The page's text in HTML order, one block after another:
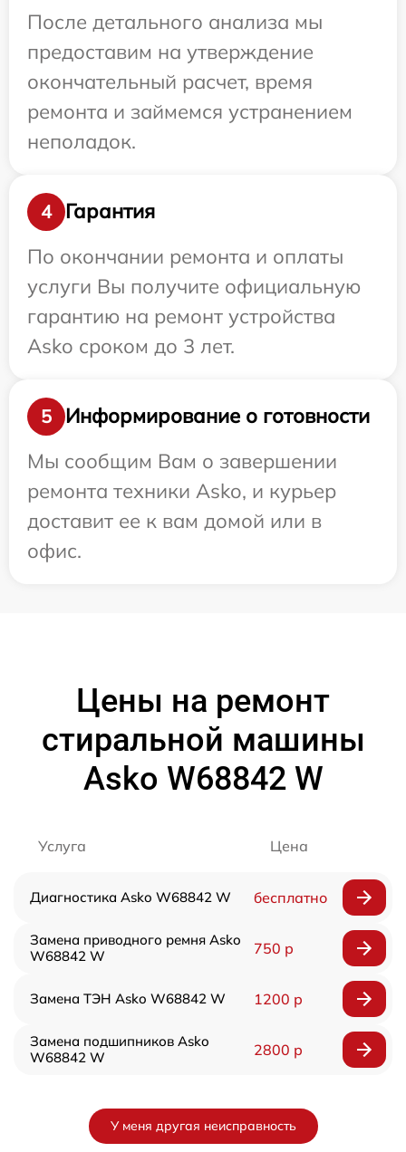
После детального анализа мы
предоставим на утверждение
окончательный расчет, время
ремонта и займемся устранением
неполадок.
4
Гарантия
По окончании ремонта и оплаты
услуги Вы получите официальную
гарантию на ремонт устройства
Asko сроком до 3 лет.
5
Информирование о готовности
Мы сообщим Вам о завершении
ремонта техники Asko, и курьер
доставит ее к вам домой или в
офис.
Цены на ремонт
стиральной машины
Asko W68842 W
Услуга Цена
Диагностика Asko W68842 W бесплатно
Замена приводного ремня Asko
W68842 W
750 р
Замена ТЭН Asko W68842 W 1200 р
Замена подшипников Asko
W68842 W
2800 р
У меня другая неисправность